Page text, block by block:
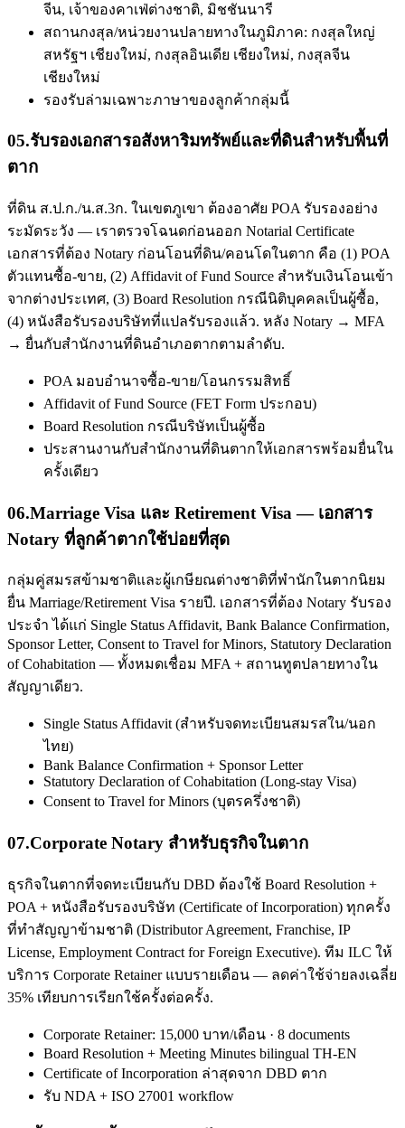
จีน, เจ้าของคาเฟ่ต่างชาติ, มิชชันนารี
สถานกงสุล/หน่วยงานปลายทางในภูมิภาค: กงสุลใหญ่
สหรัฐฯ เชียงใหม่, กงสุลอินเดีย เชียงใหม่, กงสุลจีน
เชียงใหม่
รองรับล่ามเฉพาะภาษาของลูกค้ากลุ่มนี้
05.รับรองเอกสารอสังหาริมทรัพย์และที่ดินสำหรับพื้นที่
ตาก
ที่ดิน ส.ป.ก./น.ส.3ก. ในเขตภูเขา ต้องอาศัย POA รับรองอย่าง
ระมัดระวัง — เราตรวจโฉนดก่อนออก Notarial Certificate
เอกสารที่ต้อง Notary ก่อนโอนที่ดิน/คอนโดในตาก คือ (1) POA
ตัวแทนซื้อ-ขาย, (2) Affidavit of Fund Source สำหรับเงินโอนเข้า
จากต่างประเทศ, (3) Board Resolution กรณีนิติบุคคลเป็นผู้ซื้อ,
(4) หนังสือรับรองบริษัทที่แปลรับรองแล้ว. หลัง Notary → MFA
→ ยื่นกับสำนักงานที่ดินอำเภอตากตามลำดับ.
POA มอบอำนาจซื้อ-ขาย/โอนกรรมสิทธิ์
Affidavit of Fund Source (FET Form ประกอบ)
Board Resolution กรณีบริษัทเป็นผู้ซื้อ
ประสานงานกับสำนักงานที่ดินตากให้เอกสารพร้อมยื่นใน
ครั้งเดียว
06.Marriage Visa และ Retirement Visa — เอกสาร
Notary ที่ลูกค้าตากใช้บ่อยที่สุด
กลุ่มคู่สมรสข้ามชาติและผู้เกษียณต่างชาติที่พำนักในตากนิยม
ยื่น Marriage/Retirement Visa รายปี. เอกสารที่ต้อง Notary รับรอง
ประจำ ได้แก่ Single Status Affidavit, Bank Balance Confirmation,
Sponsor Letter, Consent to Travel for Minors, Statutory Declaration
of Cohabitation — ทั้งหมดเชื่อม MFA + สถานทูตปลายทางใน
สัญญาเดียว.
Single Status Affidavit (สำหรับจดทะเบียนสมรสใน/นอก
ไทย)
Bank Balance Confirmation + Sponsor Letter
Statutory Declaration of Cohabitation (Long-stay Visa)
Consent to Travel for Minors (บุตรครึ่งชาติ)
07.Corporate Notary สำหรับธุรกิจในตาก
ธุรกิจในตากที่จดทะเบียนกับ DBD ต้องใช้ Board Resolution +
POA + หนังสือรับรองบริษัท (Certificate of Incorporation) ทุกครั้ง
ที่ทำสัญญาข้ามชาติ (Distributor Agreement, Franchise, IP
License, Employment Contract for Foreign Executive). ทีม ILC ให้
บริการ Corporate Retainer แบบรายเดือน — ลดค่าใช้จ่ายลงเฉลี่ย
35% เทียบการเรียกใช้ครั้งต่อครั้ง.
Corporate Retainer: 15,000 บาท/เดือน · 8 documents
Board Resolution + Meeting Minutes bilingual TH-EN
Certificate of Incorporation ล่าสุดจาก DBD ตาก
รับ NDA + ISO 27001 workflow